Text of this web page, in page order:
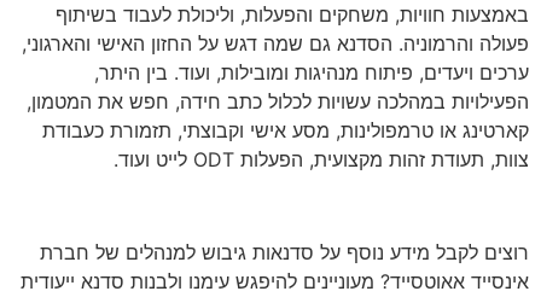
באמצעות חוויות, משחקים והפעלות, וליכולת לעבוד בשיתוף
פעולה והרמוניה. הסדנא גם שמה דגש על החזון האישי והארגוני,
ערכים ויעדים, פיתוח מנהיגות ומובילות, ועוד. בין היתר,
הפעילויות במהלכה עשויות לכלול כתב חידה, חפש את המטמון,
קארטינג או טרמפולינות, מסע אישי וקבוצתי, תזמורת כעבודת
צוות, תעודת זהות מקצועית, הפעלות ODT לייט ועוד.
רוצים לקבל מידע נוסף על סדנאות גיבוש למנהלים של חברת
אינסייד אאוטסייד? מעוניינים להיפגש עימנו ולבנות סדנא ייעודית